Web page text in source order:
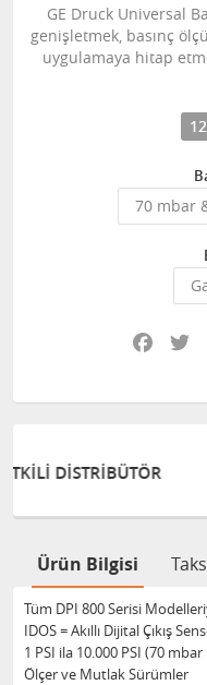
GE Druck Universal
genişletmek, basınç
uygulamaya hitap
Ürün Bilgisi
Tüm DPI 800 Serisi
IDOS = Akıllı Dijital Çıkış
1 PSI ila 10.000 PSI (70
Ölçer ve Mutlak Sürümler